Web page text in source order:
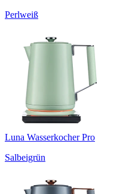
Perlweiß
Luna Wasserkocher Pro
Salbeigrün